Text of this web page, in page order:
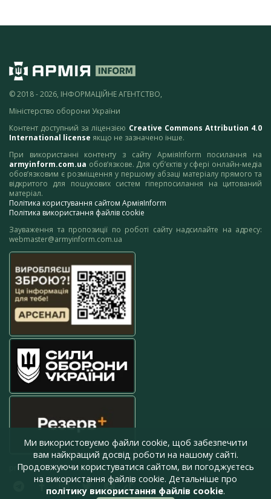
© 2018 - 2026, ІНФОРМАЦІЙНЕ АГЕНТСТВО,
Міністерство оборони України
Контент доступний за ліцензією Creative Commons Attribution 4.0
International license якщо не зазначено інше.
При використанні контенту з сайту АрміяInform посилання на
armyinform.com.ua обов’язкове. Для суб’єктів у сфері онлайн-медіа
обов’язковим є розміщення у першому абзаці матеріалу прямого та
відкритого для пошукових систем гіперпосилання на цитований
матеріал.
Політика користування сайтом АрміяInform
Політика використання файлів cookie
Зауваження та пропозиції по роботі сайту надсилайте на адресу:
webmaster@armyinform.com.ua
press@armyinform.com.ua
Ми використовуємо файли cookie, щоб забезпечити
вам найкращий досвід роботи на нашому сайті.
Продовжуючи користуватися сайтом, ви погоджуєтесь
на використання файлів cookie. Детальніше про
політику використання файлів cookie.